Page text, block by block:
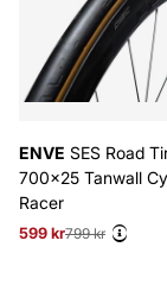
ENVE SES Road
700x25 Tanwall
Racer
599 kr
Ordinarie pris:
799 kr